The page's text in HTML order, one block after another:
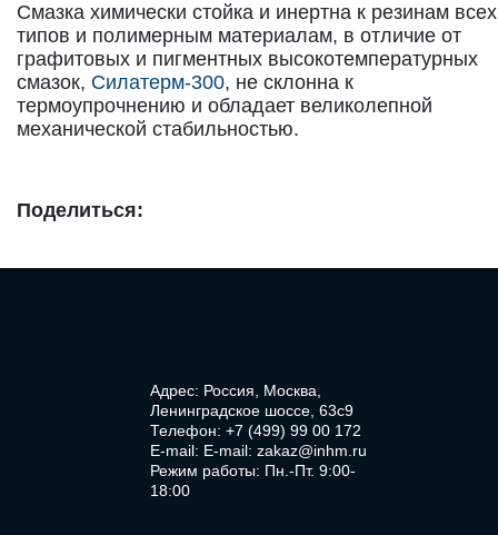
Смазка химически стойка и инертна к резинам всех
типов и полимерным материалам, в отличие от
графитовых и пигментных высокотемпературных
смазок, Силатерм-300, не склонна к
термоупрочнению и обладает великолепной
механической стабильностью.
Поделиться:
Адрес: Россия, Москва,
Ленинградское шоссе, 63с9
Телефон: +7 (499) 99 00 172
E-mail: E-mail: zakaz@inhm.ru
Режим работы: Пн.-Пт. 9:00-
18:00